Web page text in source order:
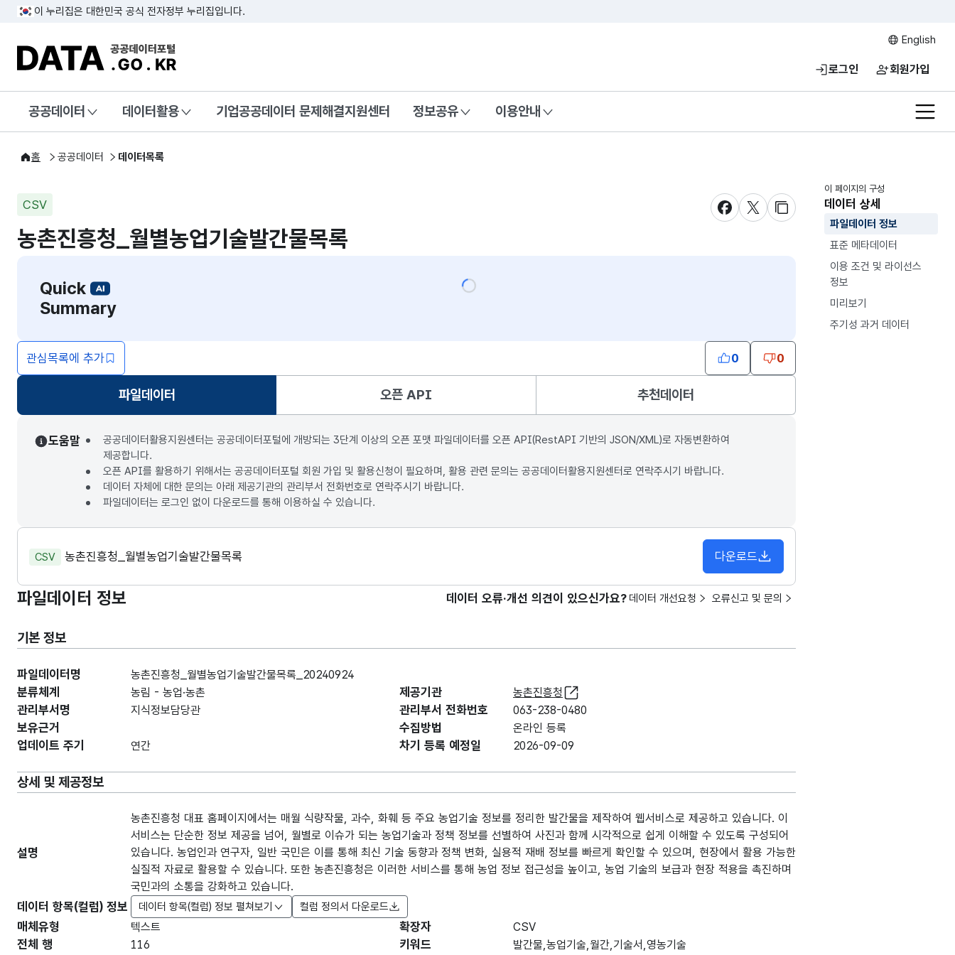
이 누리집은 대한민국 공식 전자정부 누리집입니다.
DATA.GO.KR 공공데이터포털
English
로그인 회원가입
전체
공공데이터 데이터활용 기업공공데이터 문제해결지원센터 정보공유 이용안내
홈 공공데이터 데이터목록
CSV
새창 열림새창 열림새창 열림
농촌진흥청_월별농업기술발간물목록
Quick
Summary
관심목록에 추가 0 0
파일데이터
선택됨
오픈 API 추천데이터
이 페이지의 구성
데이터 상세
파일데이터 정보
표준 메타데이터
이용 조건 및 라이선스
정보
미리보기
주기성 과거 데이터
도움말
공공데이터활용지원센터는 공공데이터포털에 개방되는 3단계 이상의 오픈 포맷 파일데이터를 오픈 API(RestAPI 기반의 JSON/XML)로 자동변환하여
제공합니다.
오픈 API를 활용하기 위해서는 공공데이터포털 회원 가입 및 활용신청이 필요하며, 활용 관련 문의는 공공데이터활용지원센터로 연락주시기 바랍니다.
데이터 자체에 대한 문의는 아래 제공기관의 관리부서 전화번호로 연락주시기 바랍니다.
파일데이터는 로그인 없이 다운로드를 통해 이용하실 수 있습니다.
CSV 농촌진흥청_월별농업기술발간물목록 다운로드
파일데이터 정보 데이터 오류·개선 의견이 있으신가요? 데이터 개선요청 오류신고 및 문의
기본 정보
파일데이터명 농촌진흥청_월별농업기술발간물목록_20240924
분류체계 농림 - 농업·농촌 제공기관 농촌진흥청
관리부서명 지식정보담당관 관리부서 전화번호 063-238-0480
보유근거 수집방법 온라인 등록
업데이트 주기 연간 차기 등록 예정일 2026-09-09
상세 및 제공정보
설명
농촌진흥청 대표 홈페이지에서는 매월 식량작물, 과수, 화훼 등 주요 농업기술 정보를 정리한 발간물을 제작하여 웹서비스로 제공하고 있습니다. 이
서비스는 단순한 정보 제공을 넘어, 월별로 이슈가 되는 농업기술과 정책 정보를 선별하여 사진과 함께 시각적으로 쉽게 이해할 수 있도록 구성되어
있습니다. 농업인과 연구자, 일반 국민은 이를 통해 최신 기술 동향과 정책 변화, 실용적 재배 정보를 빠르게 확인할 수 있으며, 현장에서 활용 가능한
실질적 자료로 활용할 수 있습니다. 또한 농촌진흥청은 이러한 서비스를 통해 농업 정보 접근성을 높이고, 농업 기술의 보급과 현장 적용을 촉진하며
국민과의 소통을 강화하고 있습니다.
데이터 항목(컬럼) 정보 데이터 항목(컬럼) 정보 펼쳐보기 컬럼 정의서 다운로드
항목명
(영문명)
매체유형 텍스트 확장자 CSV
전체 행 116 키워드 발간물,농업기술,월간,기술서,영농기술